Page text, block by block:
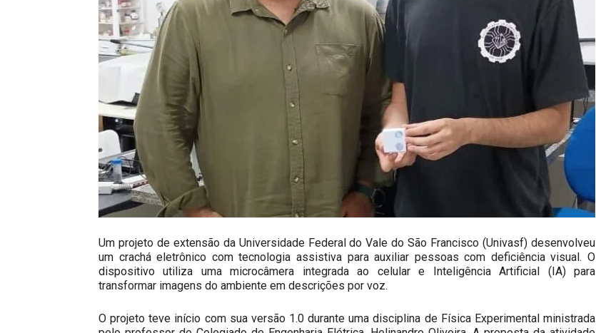
Um projeto de extensão da Universidade Federal do Vale do São Francisco (Univasf) desenvolveu
um crachá eletrônico com tecnologia assistiva para auxiliar pessoas com deficiência visual. O
dispositivo utiliza uma microcâmera integrada ao celular e Inteligência Artificial (IA) para
transformar imagens do ambiente em descrições por voz.
O projeto teve início com sua versão 1.0 durante uma disciplina de Física Experimental ministrada